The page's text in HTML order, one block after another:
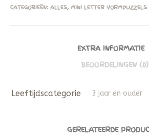
CATEGORIEËN: ALLES, MINI LETTER VORMPUZZELS
EXTRA INFORMATIE
BEOORDELINGEN (0)
Leeftijdscategorie 3 jaar en ouder
GERELATEERDE